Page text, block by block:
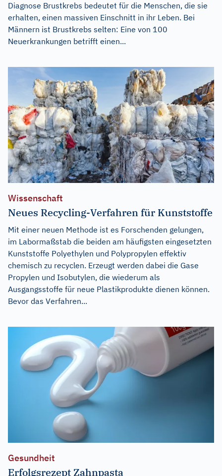
Diagnose Brustkrebs bedeutet für die Menschen, die sie
erhalten, einen massiven Einschnitt in ihr Leben. Bei
Männern ist Brustkrebs selten: Eine von 100
Neuerkrankungen betrifft einen...
Wissenschaft
Neues Recycling-Verfahren für Kunststoffe
Mit einer neuen Methode ist es Forschenden gelungen,
im Labormaßstab die beiden am häufigsten eingesetzten
Kunststoffe Polyethylen und Polypropylen effektiv
chemisch zu recyclen. Erzeugt werden dabei die Gase
Propylen und Isobutylen, die wiederum als
Ausgangsstoffe für neue Plastikprodukte dienen können.
Bevor das Verfahren...
Gesundheit
Erfolgsrezept Zahnpasta